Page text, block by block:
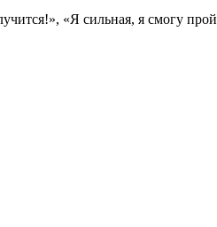
«Я сильная, я смогу